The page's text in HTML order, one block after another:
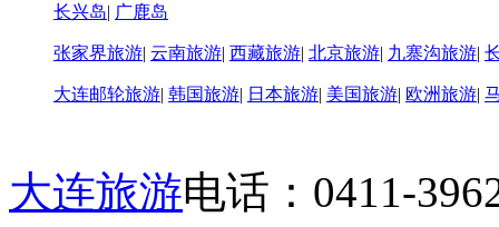
长兴岛| 广鹿岛
张家界旅游| 云南旅游| 西藏旅游| 北京旅游| 九寨沟旅游|
大连邮轮旅游| 韩国旅游| 日本旅游| 美国旅游| 欧洲旅游|
大连旅游电话：0411-